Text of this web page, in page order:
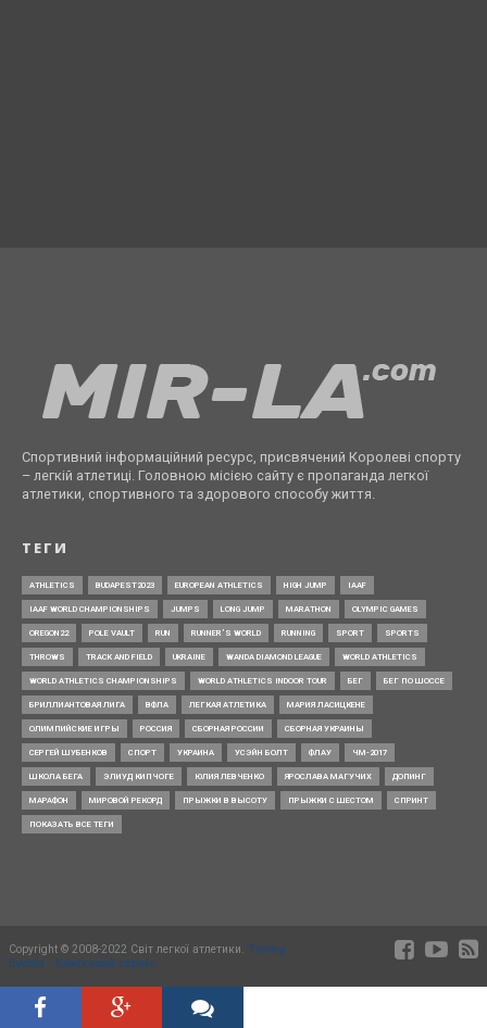
Спортивний інформаційний ресурс, присвячений Королеві спорту
– легкій атлетиці. Головною місією сайту є пропаганда легкої
атлетики, спортивного та здорового способу життя.
ТЕГИ
ATHLETICS BUDAPEST2023 EUROPEAN ATHLETICS HIGH JUMP IAAF
IAAF WORLD CHAMPIONSHIPS JUMPS LONG JUMP MARATHON OLYMPIC GAMES
OREGON22 POLE VAULT RUN RUNNER’S WORLD RUNNING SPORT SPORTS
THROWS TRACK AND FIELD UKRAINE WANDA DIAMOND LEAGUE WORLD ATHLETICS
WORLD ATHLETICS CHAMPIONSHIPS WORLD ATHLETICS INDOOR TOUR БЕГ БЕГ ПО ШОССЕ
БРИЛЛИАНТОВАЯ ЛИГА ВФЛА ЛЕГКАЯ АТЛЕТИКА МАРИЯ ЛАСИЦКЕНЕ
ОЛИМПИЙСКИЕ ИГРЫ РОССИЯ СБОРНАЯ РОССИИ СБОРНАЯ УКРАИНЫ
СЕРГЕЙ ШУБЕНКОВ СПОРТ УКРАИНА УСЭЙН БОЛТ ФЛАУ ЧМ-2017
ШКОЛА БЕГА ЭЛИУД КИПЧОГЕ ЮЛИЯ ЛЕВЧЕНКО ЯРОСЛАВА МАГУЧИХ ДОПИНГ
МАРАФОН МИРОВОЙ РЕКОРД ПРЫЖКИ В ВЫСОТУ ПРЫЖКИ С ШЕСТОМ СПРИНТ
ПОКАЗАТЬ ВСЕ ТЕГИ
Copyright © 2008-2022 Світ легкої атлетики. Timing
Events - Квитковий сервіс